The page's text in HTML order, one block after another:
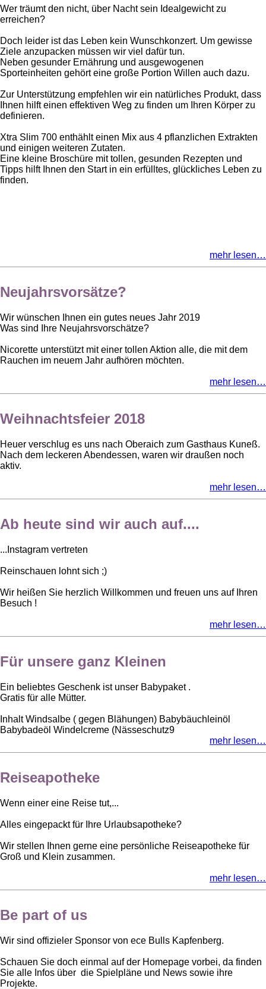
Wer träumt den nicht, über Nacht sein Idealgewicht zu
erreichen?
Doch leider ist das Leben kein Wunschkonzert. Um gewisse
Ziele anzupacken müssen wir viel dafür tun.
Neben gesunder Ernährung und ausgewogenen
Sporteinheiten gehört eine große Portion Willen auch dazu.
Zur Unterstützung empfehlen wir ein natürliches Produkt, dass
Ihnen hilft einen effektiven Weg zu finden um Ihren Körper zu
definieren.
Xtra Slim 700 enthählt einen Mix aus 4 pflanzlichen Extrakten
und einigen weiteren Zutaten.
Eine kleine Broschüre mit tollen, gesunden Rezepten und
Tipps hilft Ihnen den Start in ein erfülltes, glückliches Leben zu
finden.
mehr lesen…
Neujahrsvorsätze?
Wir wünschen Ihnen ein gutes neues Jahr 2019
Was sind Ihre Neujahrsvorschätze?
Nicorette unterstützt mit einer tollen Aktion alle, die mit dem
Rauchen im neuem Jahr aufhören möchten.
mehr lesen…
Weihnachtsfeier 2018
Heuer verschlug es uns nach Oberaich zum Gasthaus Kuneß.
Nach dem leckeren Abendessen, waren wir draußen noch
aktiv.
mehr lesen…
Ab heute sind wir auch auf....
...Instagram vertreten
Reinschauen lohnt sich ;)
Wir heißen Sie herzlich Willkommen und freuen uns auf Ihren
Besuch !
mehr lesen…
Für unsere ganz Kleinen
Ein beliebtes Geschenk ist unser Babypaket .
Gratis für alle Mütter.
Inhalt Windsalbe ( gegen Blähungen) Babybäuchleinöl
Babybadeöl Windelcreme (Nässeschutz9
mehr lesen…
Reiseapotheke
Wenn einer eine Reise tut,...
Alles eingepackt für Ihre Urlaubsapotheke?
Wir stellen Ihnen gerne eine persönliche Reiseapotheke für
Groß und Klein zusammen.
mehr lesen…
Be part of us
Wir sind offizieler Sponsor von ece Bulls Kapfenberg.
Schauen Sie doch einmal auf der Homepage vorbei, da finden
Sie alle Infos über die Spielpläne und News sowie ihre
Projekte.